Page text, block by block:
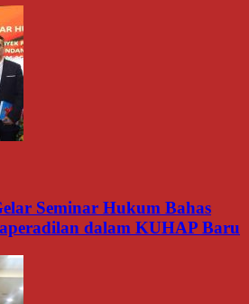
Seminar Hukum Bahas
dalam KUHAP Baru